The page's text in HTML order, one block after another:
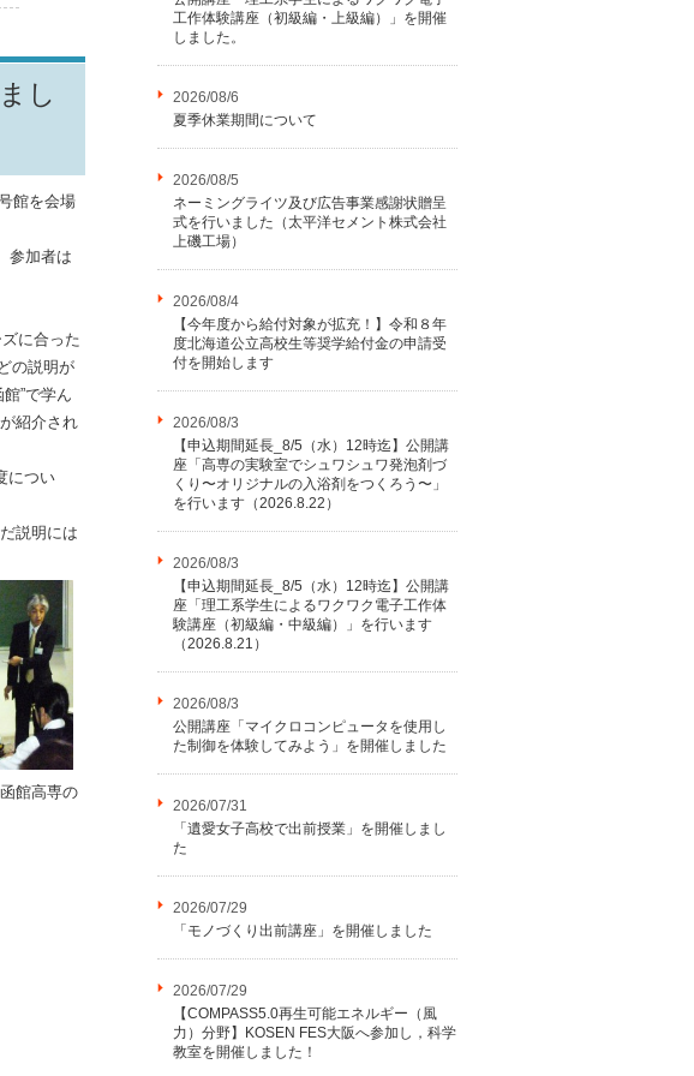
し
館を会場
参加者は
に合った
の説明が
”で学ん
紹介され
につい
説明には
高専の
工作体験講座（初級編・上級編）」を開催
しました。
2026/08/6
夏季休業期間について
2026/08/5
ネーミングライツ及び広告事業感謝状贈呈
式を行いました（太平洋セメント株式会社
上磯工場）
2026/08/4
【今年度から給付対象が拡充！】令和８年
度北海道公立高校生等奨学給付金の申請受
付を開始します
2026/08/3
【申込期間延長_8/5（水）12時迄】公開講
座「高専の実験室でシュワシュワ発泡剤づ
くり〜オリジナルの入浴剤をつくろう〜」
を行います（2026.8.22）
2026/08/3
【申込期間延長_8/5（水）12時迄】公開講
座「理工系学生によるワクワク電子工作体
験講座（初級編・中級編）」を行います
（2026.8.21）
2026/08/3
公開講座「マイクロコンピュータを使用し
た制御を体験してみよう」を開催しました
2026/07/31
「遺愛女子高校で出前授業」を開催しまし
た
2026/07/29
「モノづくり出前講座」を開催しました
2026/07/29
【COMPASS5.0再生可能エネルギー（風
力）分野】KOSEN FES大阪へ参加し，科学
教室を開催しました！